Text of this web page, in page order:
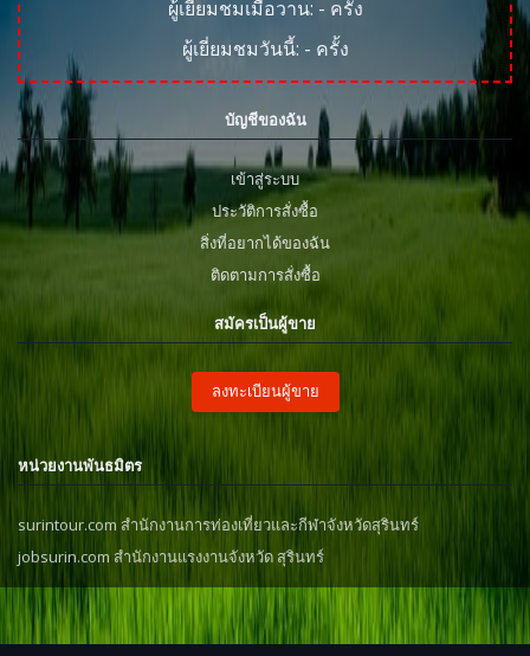
ผู้เยี่ยมชมเมื่อวาน: - ครั้ง
ผู้เยี่ยมชมวันนี้: - ครั้ง
บัญชีของฉัน
เข้าสู่ระบบ
ประวัติการสั่งซื้อ
สิ่งที่อยากได้ของฉัน
ติดตามการสั่งซื้อ
สมัครเป็นผู้ขาย
ลงทะเบียนผู้ขาย
หน่วยงานพันธมิตร
surintour.com สำนักงานการท่องเที่ยวและกีฬาจังหวัดสุรินทร์
jobsurin.com สำนักงานแรงงานจังหวัด สุรินทร์